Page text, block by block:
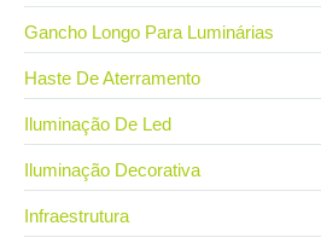
Gancho Longo Para Luminárias
Haste De Aterramento
Iluminação De Led
Iluminação Decorativa
Infraestrutura